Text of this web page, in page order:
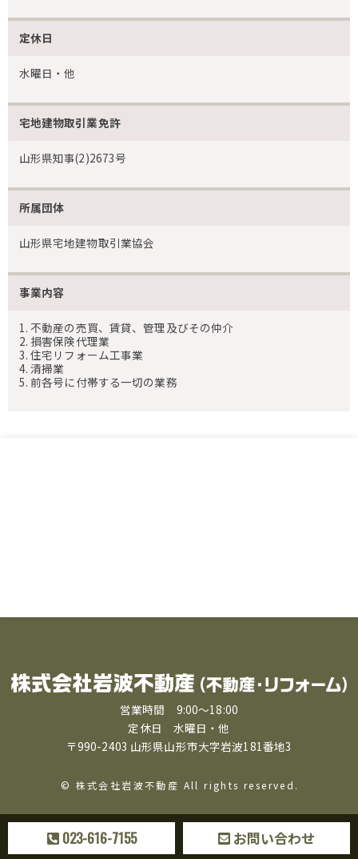
定休日
水曜日・他
宅地建物取引業免許
山形県知事(2)2673号
所属団体
山形県宅地建物取引業協会
事業内容
1. 不動産の売買、賃貸、管理及びその仲介
2. 損害保険代理業
3. 住宅リフォーム工事業
4. 清掃業
5. 前各号に付帯する一切の業務
023-616-7155 お問い合わせ
営業時間 9:00〜18:00
定休日 水曜日・他
〒990-2403 山形県山形市大字岩波181番地3
© 株式会社岩波不動産 All rights reserved.